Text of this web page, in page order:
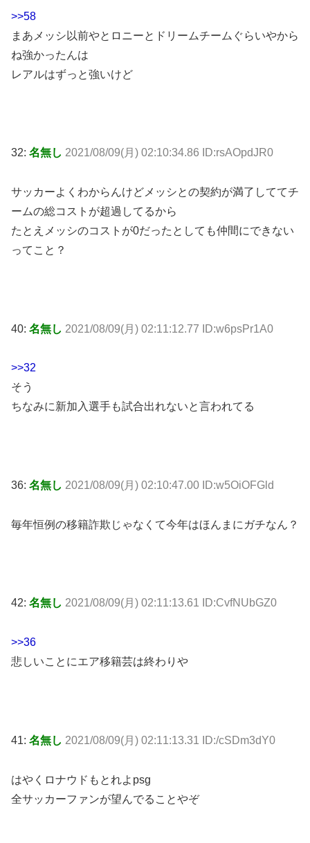
>>58
まあメッシ以前やとロニーとドリームチームぐらいやから
ね強かったんは
レアルはずっと強いけど
32: 名無し 2021/08/09(月) 02:10:34.86 ID:rsAOpdJR0
サッカーよくわからんけどメッシとの契約が満了しててチ
ームの総コストが超過してるから
たとえメッシのコストが0だったとしても仲間にできない
ってこと？
40: 名無し 2021/08/09(月) 02:11:12.77 ID:w6psPr1A0
>>32
そう
ちなみに新加入選手も試合出れないと言われてる
36: 名無し 2021/08/09(月) 02:10:47.00 ID:w5OiOFGld
毎年恒例の移籍詐欺じゃなくて今年はほんまにガチなん？
42: 名無し 2021/08/09(月) 02:11:13.61 ID:CvfNUbGZ0
>>36
悲しいことにエア移籍芸は終わりや
41: 名無し 2021/08/09(月) 02:11:13.31 ID:/cSDm3dY0
はやくロナウドもとれよpsg
全サッカーファンが望んでることやぞ